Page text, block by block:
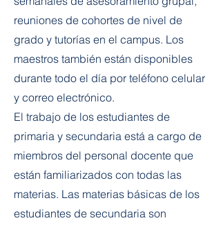
reuniones de cohortes de nivel de
grado y tutorías en el campus. Los
maestros también están disponibles
durante todo el día por teléfono celular
y correo electrónico.
El trabajo de los estudiantes de
primaria y secundaria está a cargo de
miembros del personal docente que
están familiarizados con todas las
materias. Las materias básicas de los
estudiantes de secundaria son